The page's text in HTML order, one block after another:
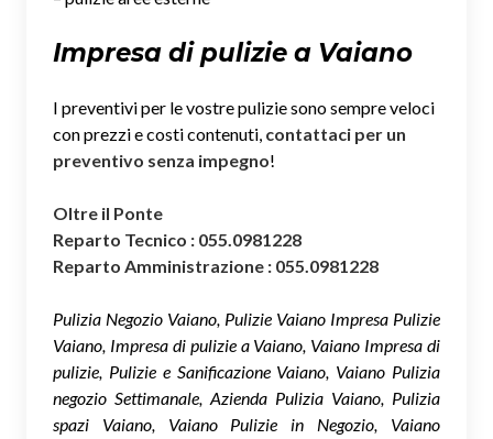
Impresa di pulizie a Vaiano
I preventivi per le vostre pulizie sono sempre veloci
con prezzi e costi contenuti, contattaci per un
preventivo senza impegno!
Oltre il Ponte
Reparto Tecnico : 055.0981228
Reparto Amministrazione : 055.0981228
Pulizia Negozio Vaiano, Pulizie Vaiano Impresa Pulizie
Vaiano, Impresa di pulizie a Vaiano, Vaiano Impresa di
pulizie, Pulizie e Sanificazione Vaiano, Vaiano Pulizia
negozio Settimanale, Azienda Pulizia Vaiano, Pulizia
spazi Vaiano, Vaiano Pulizie in Negozio, Vaiano